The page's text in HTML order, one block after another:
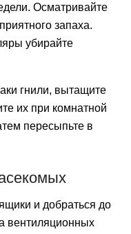
Осматривайте
запаха.
убирайте
гнили, вытащите
их при комнатной
пересыпьте в
и добраться до
вентиляционных